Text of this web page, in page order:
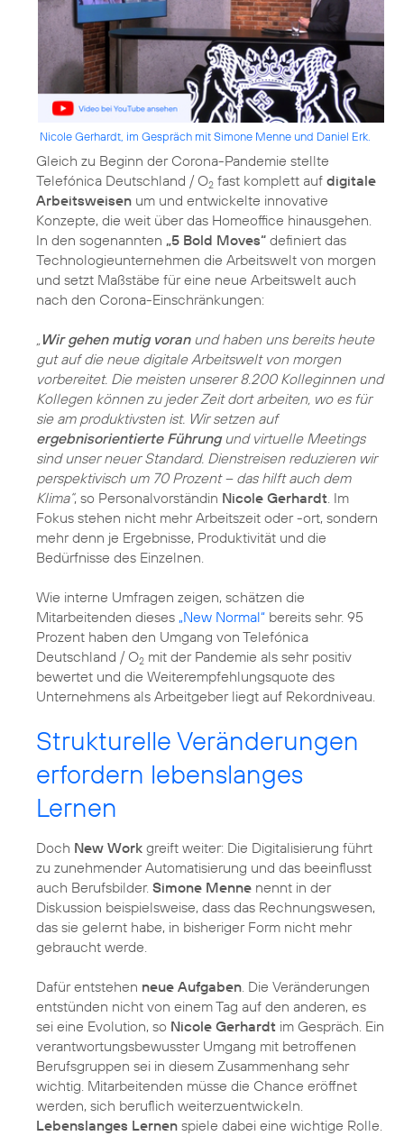
Nicole Gerhardt, im Gespräch mit Simone Menne und Daniel Erk.
Gleich zu Beginn der Corona-Pandemie stellte
Telefónica Deutschland / O2 fast komplett auf digitale
Arbeitsweisen um und entwickelte innovative
Konzepte, die weit über das Homeoffice hinausgehen.
In den sogenannten „5 Bold Moves“ definiert das
Technologieunternehmen die Arbeitswelt von morgen
und setzt Maßstäbe für eine neue Arbeitswelt auch
nach den Corona-Einschränkungen:
„Wir gehen mutig voranund haben uns bereits heute
gut auf die neue digitale Arbeitswelt von morgen
vorbereitet. Die meisten unserer 8.200 Kolleginnen und
Kollegen können zu jeder Zeit dort arbeiten, wo es für
sie am produktivsten ist. Wir setzen auf
ergebnisorientierte Führungund virtuelle Meetings
sind unser neuer Standard. Dienstreisen reduzieren wir
perspektivisch um 70 Prozent – das hilft auch dem
Klima“, so Personalvorständin Nicole Gerhardt. Im
Fokus stehen nicht mehr Arbeitszeit oder -ort, sondern
mehr denn je Ergebnisse, Produktivität und die
Bedürfnisse des Einzelnen.
Wie interne Umfragen zeigen, schätzen die
Mitarbeitenden dieses „New Normal“ bereits sehr. 95
Prozent haben den Umgang von Telefónica
Deutschland / O2 mit der Pandemie als sehr positiv
bewertet und die Weiterempfehlungsquote des
Unternehmens als Arbeitgeber liegt auf Rekordniveau.
Strukturelle Veränderungen
erfordern lebenslanges
Lernen
Doch New Work greift weiter: Die Digitalisierung führt
zu zunehmender Automatisierung und das beeinflusst
auch Berufsbilder. Simone Menne nennt in der
Diskussion beispielsweise, dass das Rechnungswesen,
das sie gelernt habe, in bisheriger Form nicht mehr
gebraucht werde.
Dafür entstehen neue Aufgaben. Die Veränderungen
entstünden nicht von einem Tag auf den anderen, es
sei eine Evolution, so Nicole Gerhardt im Gespräch. Ein
verantwortungsbewusster Umgang mit betroffenen
Berufsgruppen sei in diesem Zusammenhang sehr
wichtig. Mitarbeitenden müsse die Chance eröffnet
werden, sich beruflich weiterzuentwickeln.
Lebenslanges Lernen spiele dabei eine wichtige Rolle.